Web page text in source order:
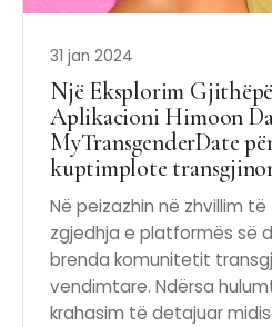
31 jan 2024
Një Eksplorim
Aplikacioni Himoon
MyTransgenderDate
kuptimplote
Në peizazhin në zhvillim
zgjedhja e platformës së
brenda komunitetit
vendimtare. Ndërsa
krahasim të detajuar